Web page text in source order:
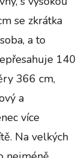
se zkrátka
a to
140
366 cm,
a
více
Na velkých